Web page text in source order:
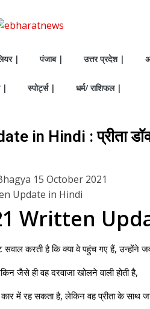
| पंजाब | उत्तर प्रदेश |
| स्पोर्ट्स | धर्म/ राशिफल |
Hindi : प्रीता
Written
करती है कि क्या वे पहुंच गए हैं, उन्होंने
जैसे ही वह दरवाजा खोलने वाली होती है,
में रह सकता है, लेकिन वह प्रीता के साथ